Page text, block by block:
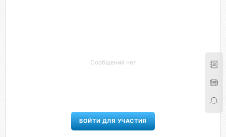
Сообщений нет
ВОЙТИ ДЛЯ УЧАСТИЯ